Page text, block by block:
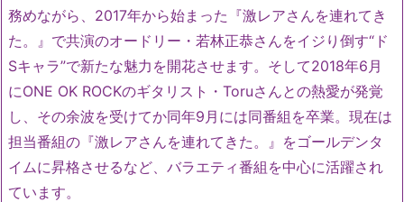
務めながら、2017年から始まった『激レアさんを連れてき
た。』で共演のオードリー・若林正恭さんをイジり倒す“ド
Sキャラ”で新たな魅力を開花させます。そして2018年6月
にONE OK ROCKのギタリスト・Toruさんとの熱愛が発覚
し、その余波を受けてか同年9月には同番組を卒業。現在は
担当番組の『激レアさんを連れてきた。』をゴールデンタ
イムに昇格させるなど、バラエティ番組を中心に活躍され
ています。